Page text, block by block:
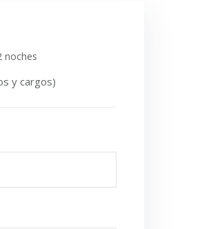
noches
y cargos)